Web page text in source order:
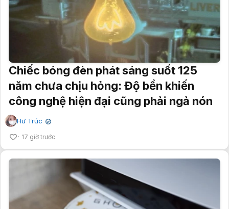
Chiếc bóng đèn phát sáng suốt 125
năm chưa chịu hỏng: Độ bền khiến
công nghệ hiện đại cũng phải ngả nón
Hư Trúc ✔
17 giờ trước